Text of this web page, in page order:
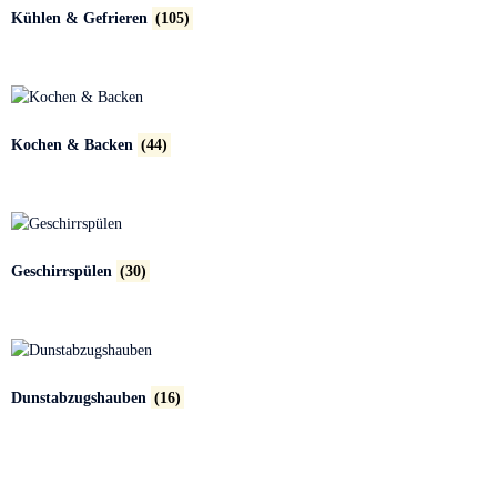
Kühlen & Gefrieren (105)
Kochen & Backen (44)
Geschirrspülen (30)
Dunstabzugshauben (16)